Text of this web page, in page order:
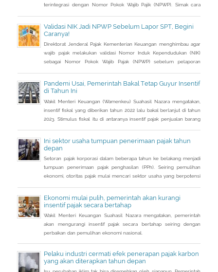
terintegrasi dengan Nomor Pokok Wajib Pajik (NPWP). Simak cara
total target yang baru terintegrasi. Melalui integrasi, nantinya
pelayanan dapat lebih
Validasi NIK Jadi NPWP Sebelum Lapor SPT, Begini
Caranya!
Direktorat Jenderal Pajak Kementerian Keuangan menghimbau agar
wajib pajak melakukan validasi Nomor Induk Kependudukan (NIK)
sebagai Nomor Pokok Wajib Pajak (NPWP) sebelum pelaporan
112/PMK.03/2022. Dalam PMK yang menjadi aturan turunan Peraturan
Pandemi Usai, Pemerintah Bakal Tetap Guyur Insentif
di Tahun Ini
Wakil Menteri Keuangan (Wamenkeu) Suahasil Nazara mengatakan,
insentif fiskal yang diberikan tahun 2022 lalu bakal berlanjut di tahun
2023. Stimulus fiskal itu di antaranya insentif pajak penjualan barang
(PPN DTP) untuk sektor properti.
Ini sektor usaha tumpuan penerimaan pajak tahun
depan
Setoran pajak korporasi dalam beberapa tahun ke belakang menjadi
tumpuan penerimaan pajak penghasilan (PPh). Seiring pemulihan
ekonomi, otoritas pajak mulai mencari sektor usaha yang berpotensi
Ekonomi mulai pulih, pemerintah akan kurangi
insentif pajak secara bertahap
Wakil Menteri Keuangan Suahasil Nazara mengatakan, pemerintah
akan mengurangi insentif pajak secara bertahap seiring dengan
perbaikan dan pemulihan ekonomi nasional.
Pelaku industri cermati efek penerapan pajak karbon
yang akan diterapkan tahun depan